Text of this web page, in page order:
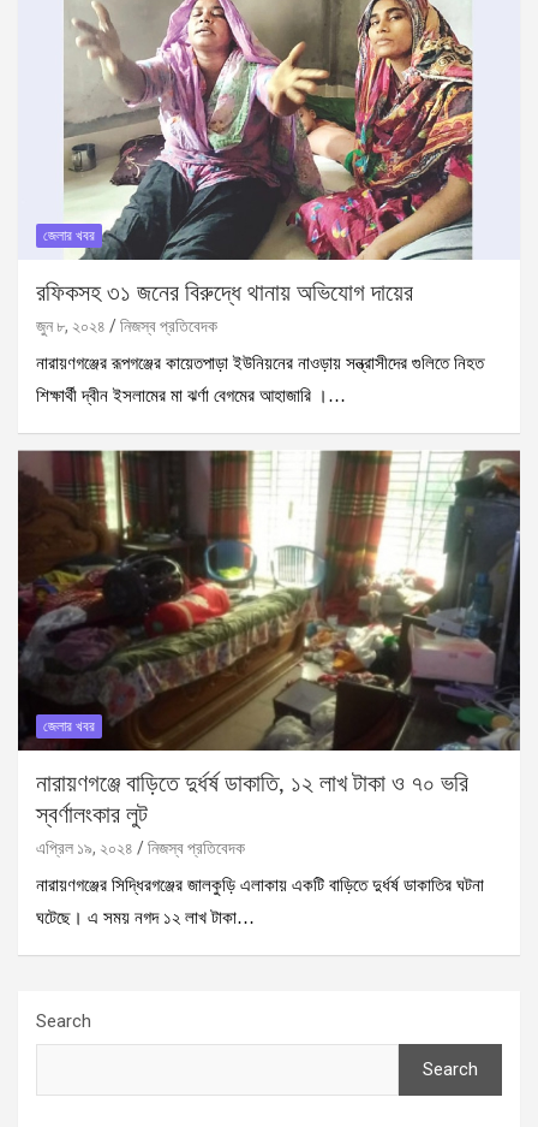
জেলার খবর
রফিকসহ ৩১ জনের বিরুদ্ধে থানায় অভিযোগ দায়ের
জুন ৮, ২০২৪
নিজস্ব প্রতিবেদক
নারায়ণগঞ্জের রূপগঞ্জের কায়েতপাড়া ইউনিয়নের নাওড়ায় সন্ত্রাসীদের গুলিতে নিহত
শিক্ষার্থী দ্বীন ইসলামের মা ঝর্ণা বেগমের আহাজারি ।…
জেলার খবর
নারায়ণগঞ্জে বাড়িতে দুর্ধর্ষ ডাকাতি, ১২ লাখ টাকা ও ৭০ ভরি
স্বর্ণালংকার লুট
এপ্রিল ১৯, ২০২৪
নিজস্ব প্রতিবেদক
নারায়ণগঞ্জের সিদ্ধিরগঞ্জের জালকুড়ি এলাকায় একটি বাড়িতে দুর্ধর্ষ ডাকাতির ঘটনা
ঘটেছে। এ সময় নগদ ১২ লাখ টাকা…
Search
Search